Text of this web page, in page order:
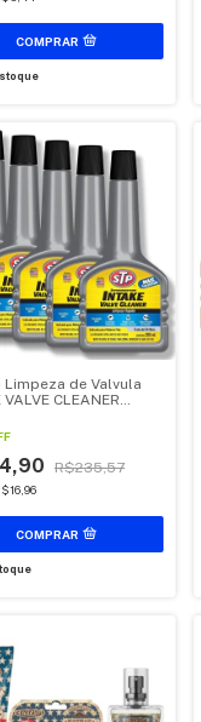
de Valvula
VALVE CLEANER
R$235,57